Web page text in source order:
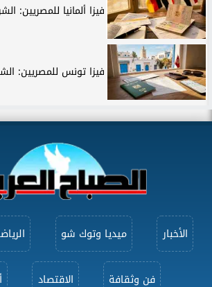
فيزا ألمانيا للمصريين:
فيزا تونس للمصريين:
الأخبار ميديا وتوك شو
فن وثقافة الاقتصاد